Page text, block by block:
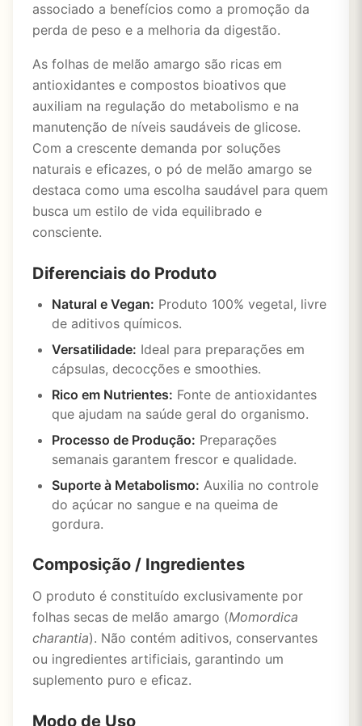
associado a benefícios como a promoção da
perda de peso e a melhoria da digestão.
As folhas de melão amargo são ricas em
antioxidantes e compostos bioativos que
auxiliam na regulação do metabolismo e na
manutenção de níveis saudáveis de glicose.
Com a crescente demanda por soluções
naturais e eficazes, o pó de melão amargo se
destaca como uma escolha saudável para quem
busca um estilo de vida equilibrado e
consciente.
Diferenciais do Produto
Natural e Vegan: Produto 100% vegetal, livre
de aditivos químicos.
Versatilidade: Ideal para preparações em
cápsulas, decocções e smoothies.
Rico em Nutrientes: Fonte de antioxidantes
que ajudam na saúde geral do organismo.
Processo de Produção: Preparações
semanais garantem frescor e qualidade.
Suporte à Metabolismo: Auxilia no controle
do açúcar no sangue e na queima de
gordura.
Composição / Ingredientes
O produto é constituído exclusivamente por
folhas secas de melão amargo (Momordica
charantia). Não contém aditivos, conservantes
ou ingredientes artificiais, garantindo um
suplemento puro e eficaz.
Modo de Uso